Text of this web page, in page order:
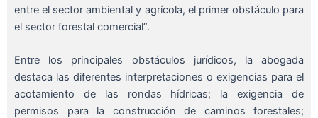
entre el sector ambiental y agrícola, el primer obstáculo para
el sector forestal comercial”.
Entre los principales obstáculos jurídicos, la abogada
destaca las diferentes interpretaciones o exigencias para el
acotamiento de las rondas hídricas; la exigencia de
permisos para la construcción de caminos forestales;